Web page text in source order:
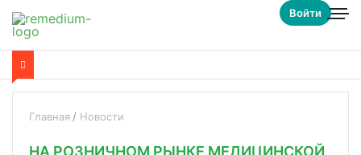
Войти
Главная Новости
НА РОЗНИЧНОМ РЫНКЕ МЕДИЦИНСКОЙ